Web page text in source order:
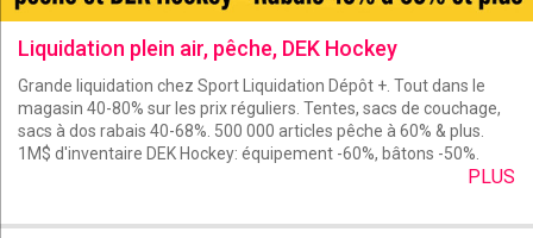
Liquidation plein air, pêche, DEK Hockey
Grande liquidation chez Sport Liquidation Dépôt +. Tout dans le
magasin 40-80% sur les prix réguliers. Tentes, sacs de couchage,
sacs à dos rabais 40-68%. 500 000 articles pêche à 60% & plus.
1M$ d'inventaire DEK Hockey: équipement -60%, bâtons -50%.
PLUS